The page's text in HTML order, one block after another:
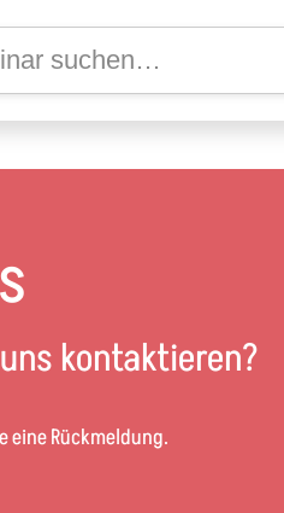
kontaktieren?
eine Rückmeldung.